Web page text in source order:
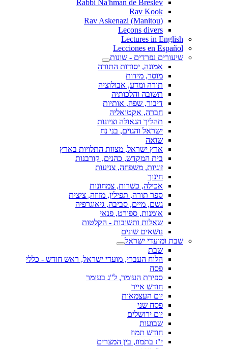
Rabbi Na'hman de Breslev
Rav Kook
(Rav Askenazi (Manitou
Leçons divers
Lectures in English
Lecciones en Español
שיעורים נפרדים - שונות
אמונה, יסודות התורה
מוסר, מידות
תורה ומדע, אבולוציה
תשובה והלכותיה
דיבור, שפה, אותיות
חברה, אקטואליה
תהליך הגאולה וציונות
ישראל והגוים, בני נח
שואה
ארץ ישראל, מצוות התלויות בארץ
בית המקדש, כהנים, קורבנות
זוגיות, משפחה, צניעות
חינוך
אכילה, כשרות, צמחונות
ספר תורה, תפילין, מזוזה, ציצית
גשם, מיים, סביבה, גיאוגרפיה
אומנות, ספורט, פנאי
שאלות ותשובות - הקלטות
נושאים שונים
שבת ומועדי ישראל
שבת
הלוח העברי, מועדי ישראל, ראש חודש - כללי
פסח
ספירת העומר, ל"ג בעומר
חודש אייר
יום העצמאות
פסח שני
יום ירושלים
שבועות
חודש תמוז
י"ז בתמוז, בין המצרים